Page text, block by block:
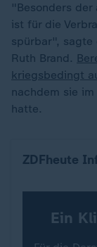
"Besonders
ist für die
spürbar", sagte
Ruth Brand.
kriegsbedingt
nachdem sie
hatte.
ZDFheute
Ein